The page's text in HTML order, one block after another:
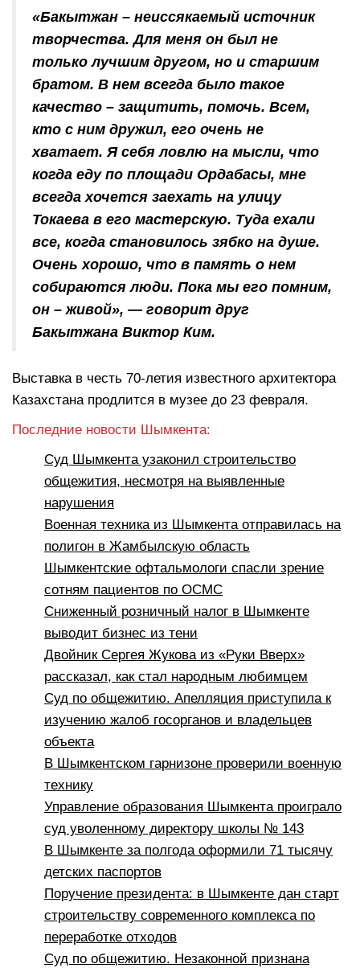
«Бакытжан – неиссякаемый источник
творчества. Для меня он был не
только лучшим другом, но и старшим
братом. В нем всегда было такое
качество – защитить, помочь. Всем,
кто с ним дружил, его очень не
хватает. Я себя ловлю на мысли, что
когда еду по площади Ордабасы, мне
всегда хочется заехать на улицу
Токаева в его мастерскую. Туда ехали
все, когда становилось зябко на душе.
Очень хорошо, что в память о нем
собираются люди. Пока мы его помним,
он – живой», — говорит друг
Бакытжана Виктор Ким.
Выставка в честь 70-летия известного архитектора
Казахстана продлится в музее до 23 февраля.
Последние новости Шымкента:
Суд Шымкента узаконил строительство
общежития, несмотря на выявленные
нарушения
Военная техника из Шымкента отправилась на
полигон в Жамбылскую область
Шымкентские офтальмологи спасли зрение
сотням пациентов по ОСМС
Сниженный розничный налог в Шымкенте
выводит бизнес из тени
Двойник Сергея Жукова из «Руки Вверх»
рассказал, как стал народным любимцем
Суд по общежитию. Апелляция приступила к
изучению жалоб госорганов и владельцев
объекта
В Шымкентском гарнизоне проверили военную
технику
Управление образования Шымкента проиграло
суд уволенному директору школы № 143
В Шымкенте за полгода оформили 71 тысячу
детских паспортов
Поручение президента: в Шымкенте дан старт
строительству современного комплекса по
переработке отходов
Суд по общежитию. Незаконной признана